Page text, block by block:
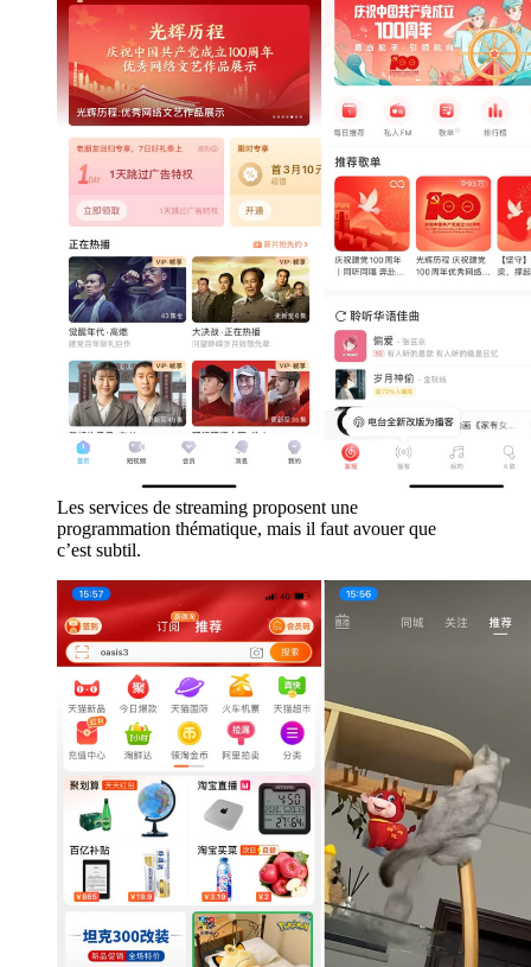
Les services de streaming proposent une
programmation thématique, mais il faut avouer que
c’est subtil.